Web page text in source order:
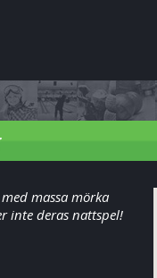
massa mörka
inte deras nattspel!